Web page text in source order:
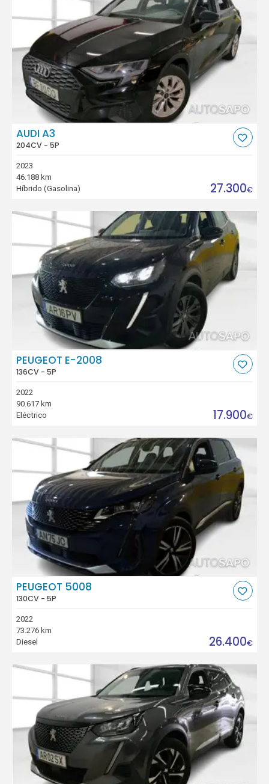
AUDI A3
204CV - 5P
2023
46.188 km
Híbrido (Gasolina)
27.300€
PEUGEOT E-2008
136CV - 5P
2022
90.617 km
Eléctrico
17.900€
PEUGEOT 5008
130CV - 5P
2022
73.276 km
Diesel
26.400€